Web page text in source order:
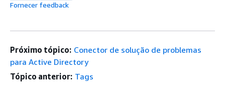
Fornecer feedback
Próximo tópico: Conector de solução de problemas
para Active Directory
Tópico anterior: Tags